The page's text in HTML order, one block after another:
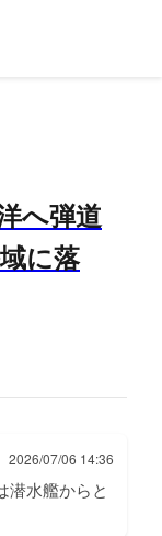
へ弾道
に落
2026/07/06 14:36
潜水艦からと